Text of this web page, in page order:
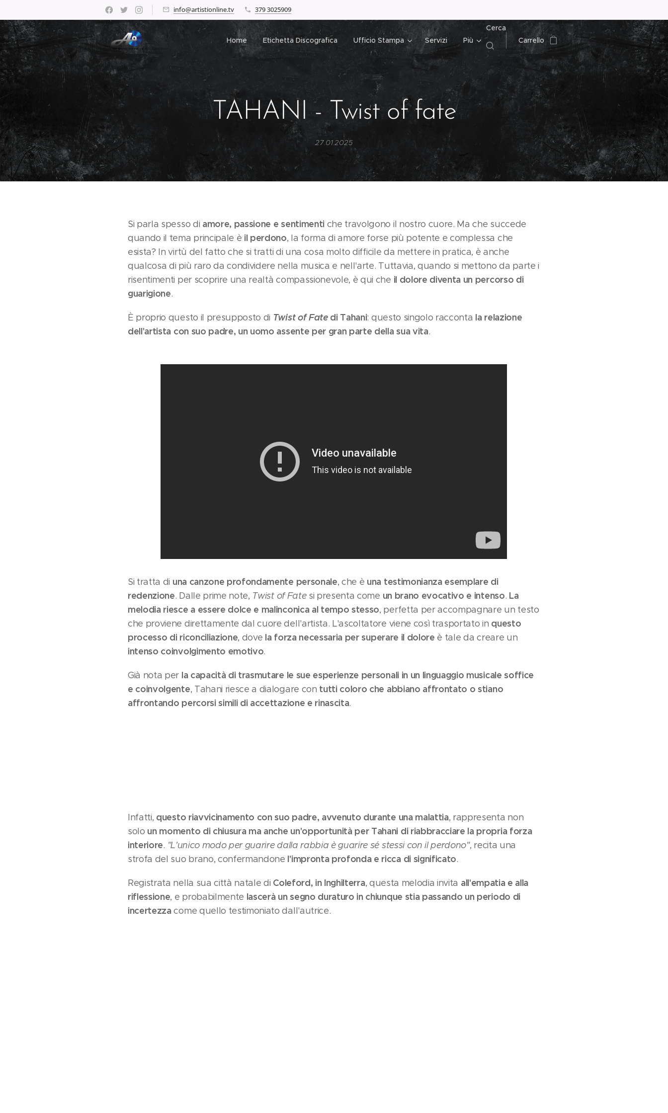
info@artistionline.tv 379 3025909
Home Etichetta Discografica Ufficio Stampa Servizi Più
Cerca
Carrello
TAHANI - Twist of fate
27.01.2025
Si parla spesso di amore, passione e sentimentiche travolgono il nostro cuore. Ma che succede
quando il tema principale è il perdono, la forma di amore forse più potente e complessa che
esista? In virtù del fatto che si tratti di una cosa molto difficile da mettere in pratica, è anche
qualcosa di più raro da condividere nella musica e nell'arte. Tuttavia, quando si mettono da parte i
risentimenti per scoprire una realtà compassionevole, è qui che il dolore diventa un percorso di
guarigione.
È proprio questo il presupposto di Twist of Fatedi Tahani: questo singolo racconta la relazione
dell'artista con suo padre, un uomo assente per gran parte della sua vita.
Si tratta di una canzone profondamente personale, che è una testimonianza esemplare di
redenzione. Dalle prime note, Twist of Fatesi presenta come un brano evocativo e intenso. La
melodia riesce a essere dolce e malinconica al tempo stesso, perfetta per accompagnare un testo
che proviene direttamente dal cuore dell'artista. L'ascoltatore viene così trasportato in questo
processo di riconciliazione, dove la forza necessaria per superare il dolore è tale da creare un
intenso coinvolgimento emotivo.
Già nota per la capacità di trasmutare le sue esperienze personali in un linguaggio musicale soffice
e coinvolgente, Tahani riesce a dialogare con tutti coloro che abbiano affrontato o stiano
affrontando percorsi simili di accettazione e rinascita.
Infatti, questo riavvicinamento con suo padre, avvenuto durante una malattia, rappresenta non
solo un momento di chiusura ma anche un'opportunità per Tahani di riabbracciare la propria forza
interiore. "L'unico modo per guarire dalla rabbia è guarire sé stessi con il perdono", recita una
strofa del suo brano, confermandone l'impronta profonda e ricca di significato.
Registrata nella sua città natale di Coleford, in Inghilterra, questa melodia invita all'empatia e alla
riflessione, e probabilmente lascerà un segno duraturo in chiunque stia passando un periodo di
incertezzacome quello testimoniato dall'autrice.